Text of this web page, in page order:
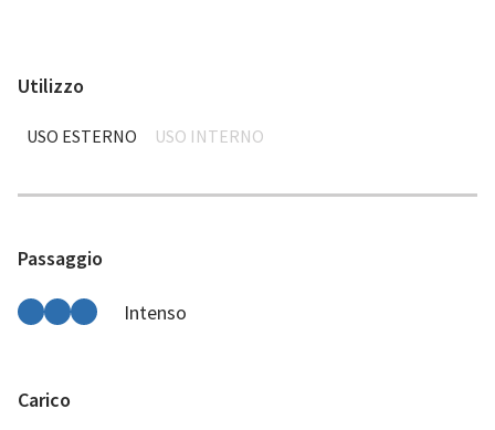
Utilizzo
USO ESTERNO USO INTERNO
Passaggio
Intenso
Carico